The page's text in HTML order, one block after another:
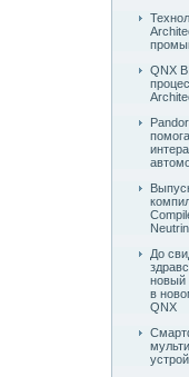
QNX
До
новый
в
QNX